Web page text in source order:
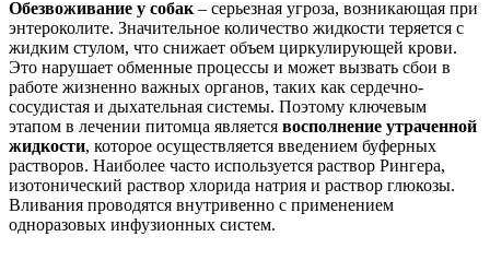
Обезвоживание у собак– серьезная угроза, возникающая при
энтероколите. Значительное количество жидкости теряется с
жидким стулом, что снижает объем циркулирующей крови.
Это нарушает обменные процессы и может вызвать сбои в
работе жизненно важных органов, таких как сердечно-
сосудистая и дыхательная системы. Поэтому ключевым
этапом в лечении питомца является восполнение утраченной
жидкости, которое осуществляется введением буферных
растворов. Наиболее часто используется раствор Рингера,
изотонический раствор хлорида натрия и раствор глюкозы.
Вливания проводятся внутривенно с применением
одноразовых инфузионных систем.